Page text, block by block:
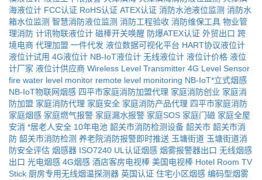
海液位计 FCC认证 RoHS认证 ATEX认证 消防水池液位监测 消防水
箱水位监测 智慧消防液位监测 消防工程验收 消防维保工具 物业管
理消防 计讯物联液位计 磁棒开关唤醒 防爆ATEX认证 外贸出口 跨
境电商 代理加盟 一件代发 液位数据可视化平台 HART协议液位计
液位计试用 4G液位计 NB-IoT液位计 无线液位计 液位计价格 液位
计厂家 液位计供应商 Wireless Level Transmitter 4G Level Sensor
fire water level monitor remote level monitoring NB-IoT*立式烟感
NB-IoT物联网烟感 四平市家庭消防加盟代理 家庭消防创业 家庭消
防加盟 家庭消防代理 家庭安全 家庭消防产品代理 四平市家庭消防
家庭烟感 家庭燃气报警 家庭漏水报警 家庭SOS 家庭门磁 家庭全屋
安消 *居老人安全 10年电池 韶关市消防检测设备 韶关市 韶关市消
防 韶关市消防检测 养老院消防报警即时推送 玉塘街道 玉塘街道消
防安全评估 烟感器 ISO7240 UL认证烟感 烟雾报警器出口 无线烟感
出口 光电烟感 4G烟感 酒店客房电视棒 美国电视棒 Hotel Room TV
Stick 厨房专用无线烟温探测器 英国认证 住宅小区烟感 编码型烟雾